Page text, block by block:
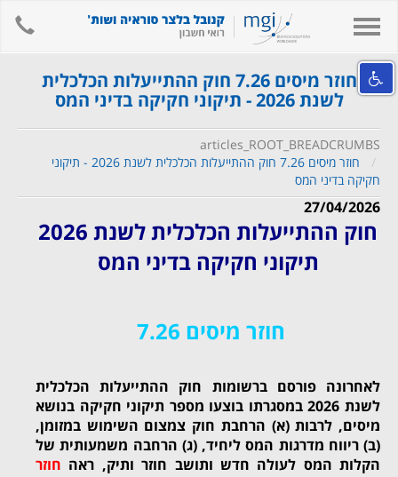
Toggle
אודות המשרד
השירותים שלנו
מידע מקצועי ומאמרים
קישורים
לאתר המשרד
צור קשר
חוזר מיסים 7.26 חוק ההתייעלות הכלכלית
לשנת 2026 - תיקוני חקיקה בדיני המס
articles_ROOT_BREADCRUMBS
חוזר מיסים 7.26 חוק ההתייעלות הכלכלית לשנת 2026 - תיקוני
חקיקה בדיני המס
27/04/2026
חוק ההתייעלות הכלכלית לשנת 2026
תיקוני חקיקה בדיני המס
חוזר מיסים 7.26
לאחרונה פורסם ברשומות חוק ההתייעלות הכלכלית
לשנת 2026 במסגרתו בוצעו מספר תיקוני חקיקה בנושא
מיסים, לרבות (א) הרחבת חוק צמצום השימוש במזומן,
(ב) ריווח מדרגות המס ליחיד, (ג) הרחבה משמעותית של
הקלות המס לעולה חדש ותושב חוזר ותיק, ראה חוזר